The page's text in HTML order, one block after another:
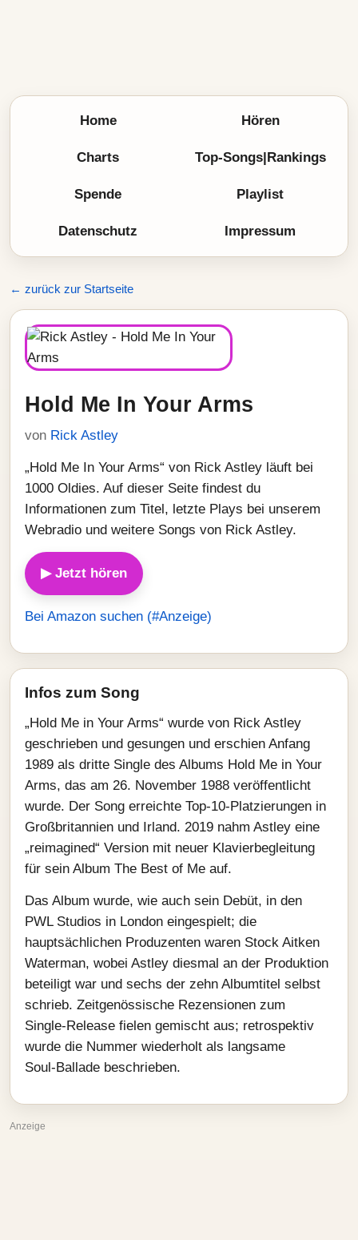
Home Hören
Charts Top-Songs|Rankings
Spende Playlist
Datenschutz Impressum
← zurück zur Startseite
Hold Me In Your Arms
von Rick Astley
„Hold Me In Your Arms“ von Rick Astley läuft bei
1000 Oldies. Auf dieser Seite findest du
Informationen zum Titel, letzte Plays bei unserem
Webradio und weitere Songs von Rick Astley.
▶ Jetzt hören
Bei Amazon suchen (#Anzeige)
Infos zum Song
„Hold Me in Your Arms“ wurde von Rick Astley
geschrieben und gesungen und erschien Anfang
1989 als dritte Single des Albums Hold Me in Your
Arms, das am 26. November 1988 veröffentlicht
wurde. Der Song erreichte Top‑10‑Platzierungen in
Großbritannien und Irland. 2019 nahm Astley eine
„reimagined“ Version mit neuer Klavierbegleitung
für sein Album The Best of Me auf.
Das Album wurde, wie auch sein Debüt, in den
PWL Studios in London eingespielt; die
hauptsächlichen Produzenten waren Stock Aitken
Waterman, wobei Astley diesmal an der Produktion
beteiligt war und sechs der zehn Albumtitel selbst
schrieb. Zeitgenössische Rezensionen zum
Single‑Release fielen gemischt aus; retrospektiv
wurde die Nummer wiederholt als langsame
Soul‑Ballade beschrieben.
Anzeige